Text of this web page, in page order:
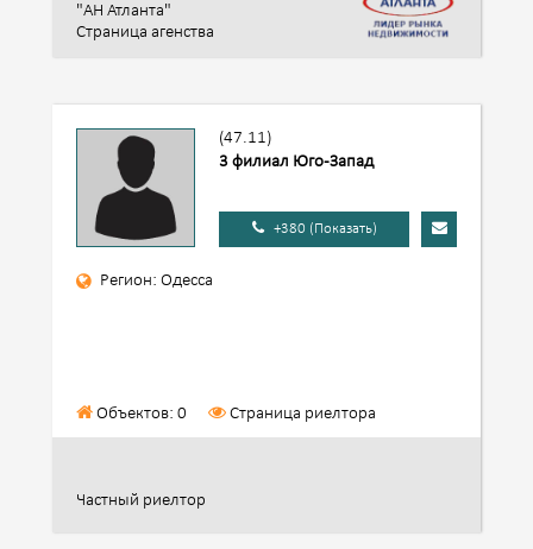
"АН Атланта"
Страница агенства
(47.11)
3 филиал Юго-Запад
+380 (Показать)
Регион: Одесса
Объектов: 0 Страница риелтора
Частный риелтор